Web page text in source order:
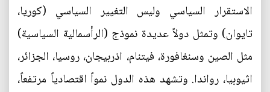
الاستقرار السياسي وليس التغيير السياسي (كوريا،
تايوان) وتمثل دولاً عديدة نموذج (الرأسمالية السياسية)
مثل الصين وسنغافورة، فيتنام، اذربيجان، روسيا، الجزائر،
اثيوبيا، رواندا. وتشهد هذه الدول نمواً اقتصادياً مرتفعاً،